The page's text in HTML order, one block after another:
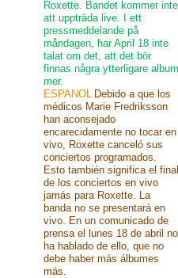
Roxette. Bandet kommer inte
att uppträda live. I ett
pressmeddelande på
måndagen, har April 18 inte
talat om det, att det bör
finnas några ytterligare album
mer.
ESPANOL Debido a que los
médicos Marie Fredriksson
han aconsejado
encarecidamente no tocar en
vivo, Roxette canceló sus
conciertos programados.
Esto también significa el final
de los conciertos en vivo
jamás para Roxette. La
banda no se presentará en
vivo. En un comunicado de
prensa el lunes 18 de abril no
ha hablado de ello, que no
debe haber más álbumes
más.